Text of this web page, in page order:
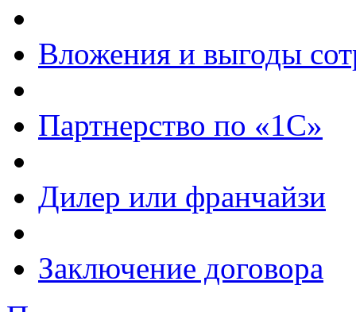
Вложения и выгоды
Партнерство по «1С»
Дилер или франчайзи
Заключение договора